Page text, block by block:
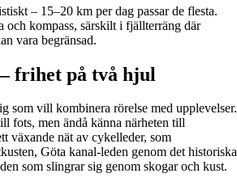
– 15–20 km per dag passar de flesta.
och kompass, särskilt i fjällterräng där
vara begränsad.
frihet på två hjul
som vill kombinera rörelse med upplevelser.
fots, men ändå känna närheten till
växande nät av cykelleder, som
Göta kanal-leden genom det historiska
som slingrar sig genom skogar och kust.